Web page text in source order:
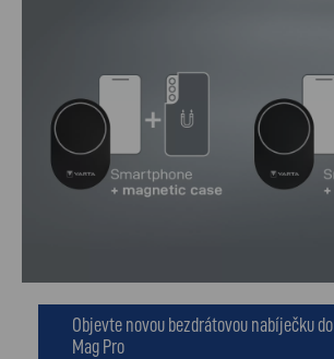
Objevte novou bezdrátovou nabíječku
Mag Pro